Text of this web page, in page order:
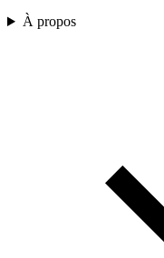
À propos